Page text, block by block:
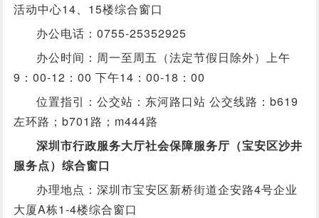
活动中心14、15楼综合窗口
办公电话：0755-25352925
办公时间：周一至周五（法定节假日除外）上午
9：00-12：00 下午14：00-18：00
位置指引：公交站：东河路口站 公交线路：b619
左环路；b701路；m444路
深圳市行政服务大厅社会保障服务厅（宝安区沙井
服务点）综合窗口
办理地点：深圳市宝安区新桥街道企安路4号企业
大厦A栋1-4楼综合窗口